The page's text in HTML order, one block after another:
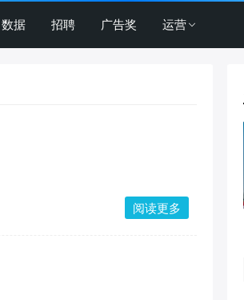
数据 招聘 广告奖 运营
阅读更多